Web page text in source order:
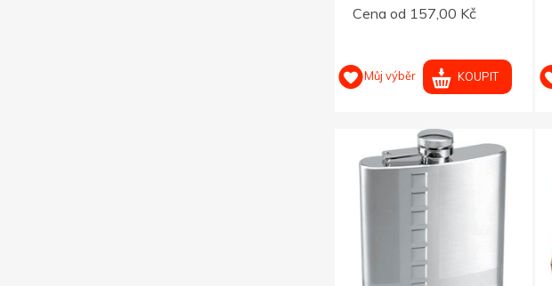
207ml
Cena od 157,00 Kč
Můj výběr KOUPIT